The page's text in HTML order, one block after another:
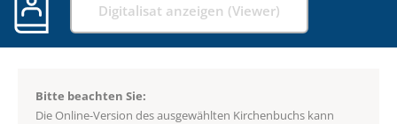
Digitalisat anzeigen (Viewer)
Bitte beachten Sie:
Die Online-Version des ausgewählten Kirchenbuchs kann